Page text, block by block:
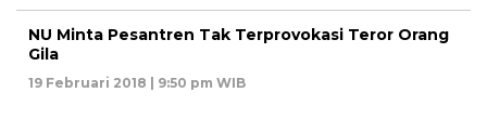
NU Minta Pesantren Tak Terprovokasi Teror Orang
Gila
19 Februari 2018 | 9:50 pm WIB